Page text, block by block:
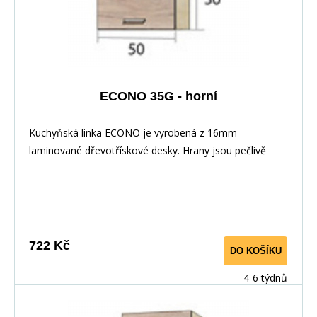
ECONO 35G - horní
Kuchyňská linka ECONO je vyrobená z 16mm
laminované dřevotřískové desky. Hrany jsou pečlivě
pracovní desku na každou skříňku zvlášť, nebo vcelku (
max. délka je 3m ), hloubka desky je 60 cm. Pracovní
deska není v ceně skříňky. Materiál: : vysoce kvalitní
Korpus: Dub Sonoma : Dvířka: San Remo + Bílá :
722 Kč DO KOŠÍKU
4-6 týdnů